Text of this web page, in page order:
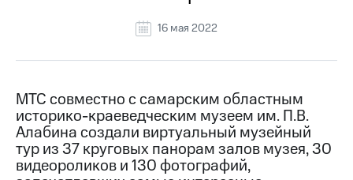
информация
Контакты
Медиа-центр
Пресс-
релизы
16 мая 2022
МТС совместно с самарским областным
историко-краеведческим музеем им. П.В.
Алабина создали виртуальный музейный
тур из 37 круговых панорам залов музея, 30
видеороликов и 130 фотографий,